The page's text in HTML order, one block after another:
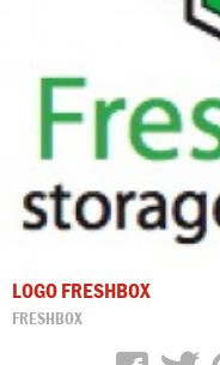
LOGO FRESHBOX
FRESHBOX